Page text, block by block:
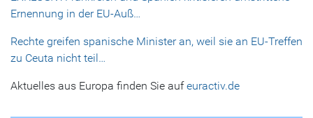
Ernennung in der EU-Auß…
Rechte greifen spanische Minister an, weil sie an EU-Treffen
zu Ceuta nicht teil…
Aktuelles aus Europa finden Sie aufeuractiv.de